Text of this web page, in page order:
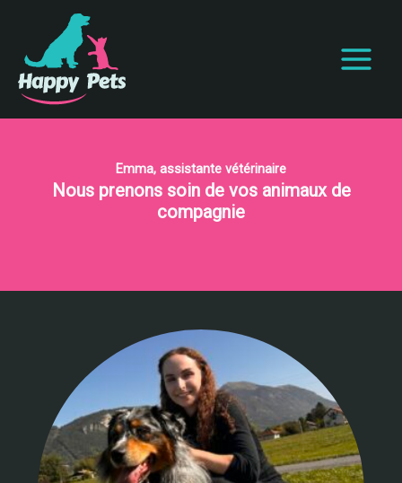
contenu
Emma, assistante vétérinaire
Nous prenons soin de vos animaux de
compagnie